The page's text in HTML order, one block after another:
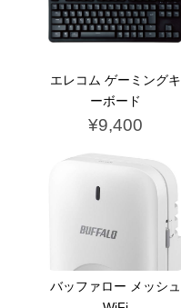
エレコム ゲーミングキ
ーボード
¥9,400
バッファロー メッシュ